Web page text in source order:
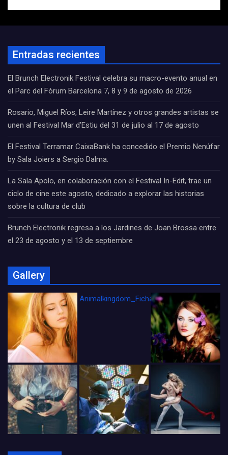
Entradas recientes
El Brunch Electronik Festival celebra su macro-evento anual en
el Parc del Fòrum Barcelona 7, 8 y 9 de agosto de 2026
Rosario, Miguel Ríos, Leire Martínez y otros grandes artistas se
unen al Festival Mar d’Estiu del 31 de julio al 17 de agosto
El Festival Terramar CaixaBank ha concedido el Premio Nenúfar
by Sala Joiers a Sergio Dalma.
La Sala Apolo, en colaboración con el Festival In-Edit, trae un
ciclo de cine este agosto, dedicado a explorar las historias
sobre la cultura de club
Brunch Electronik regresa a los Jardines de Joan Brossa entre
el 23 de agosto y el 13 de septiembre
Gallery
Animalkingdom_FichaCine